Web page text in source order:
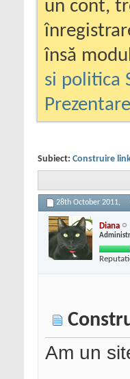
un cont,
însă
si politica
Subiect: Construire
28th October 2011,
Diana
Am un